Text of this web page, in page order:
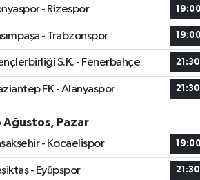
- Rizespor
19:00
- Trabzonspor 19:00
S.K. - Fenerbahçe 21:30
FK - Alanyaspor 21:30
Ağustos, Pazar
- Kocaelispor
19:00
- Eyüpspor 21:30